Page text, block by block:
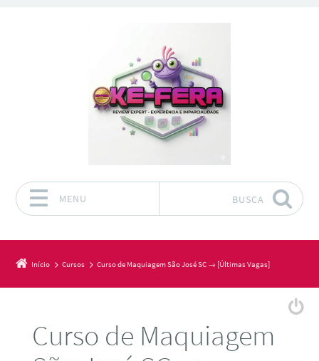
MENU BUSCA
Início Cursos Curso de Maquiagem São José SC → [Últimas Vagas]
Curso de Maquiagem